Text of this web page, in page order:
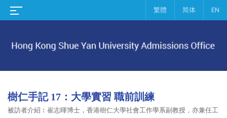
繁體 简体 EN
樹仁手記 17：大學實習 職前訓練
被訪者介紹︰ 崔志暉博士，香港樹仁大學社會工作學系副教授，亦兼任工